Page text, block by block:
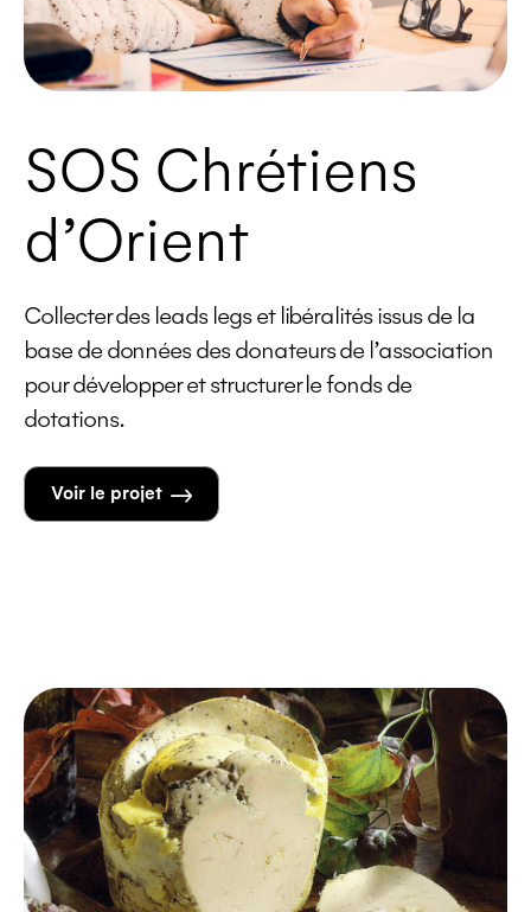
SOS Chrétiens
d’Orient
Collecter des leads legs et libéralités issus de la
base de données des donateurs de l’association
pour développer et structurer le fonds de
dotations.
Voir le projet